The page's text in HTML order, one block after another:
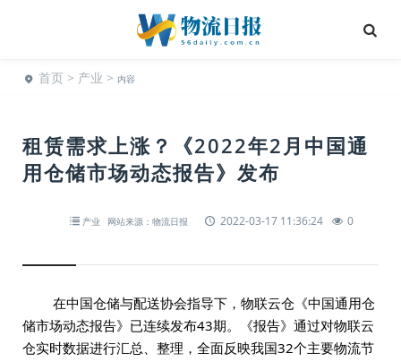
首页 > 产业 > 内容
租赁需求上涨？《2022年2月中国通
用仓储市场动态报告》发布
产业 网站来源：物流日报 2022-03-17 11:36:24 0
在中国仓储与配送协会指导下，物联云仓《中国通用仓
储市场动态报告》已连续发布43期。《报告》通过对物联云
仓实时数据进行汇总、整理，全面反映我国32个主要物流节